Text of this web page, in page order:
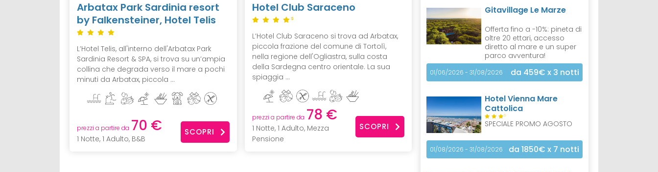
Arbatax Park Sardinia resort
by Falkensteiner, Hotel Telis
L’Hotel Telis, all'interno dell'Arbatax Park
Sardinia Resort & SPA, si trova su un’ampia
collina che degrada verso il mare a pochi
minuti da Arbatax, piccola ...
prezzi a partire da 70 €
1 Notte, 1 Adulto, B&B
SCOPRI
Hotel Club Saraceno
S
L’Hotel Club Saraceno si trova ad Arbatax,
piccola frazione del comune di Tortolì,
nella regione dell'Ogliastra, sulla costa
della Sardegna centro orientale. La sua
spiaggia ...
prezzi a partire da 78 €
1 Notte, 1 Adulto, Mezza
Pensione
SCOPRI
Gitavillage Le Marze
Offerta fino a -10%: pineta di
oltre 20 ettari, accesso
diretto al mare e un super
parco avventura!
01/06/2026 - 31/08/2026 da 459€ x 3 notti
Hotel Vienna Mare
Cattolica
S
SPECIALE PROMO AGOSTO
01/08/2026 - 31/08/2026 da 1850€ x 7 notti